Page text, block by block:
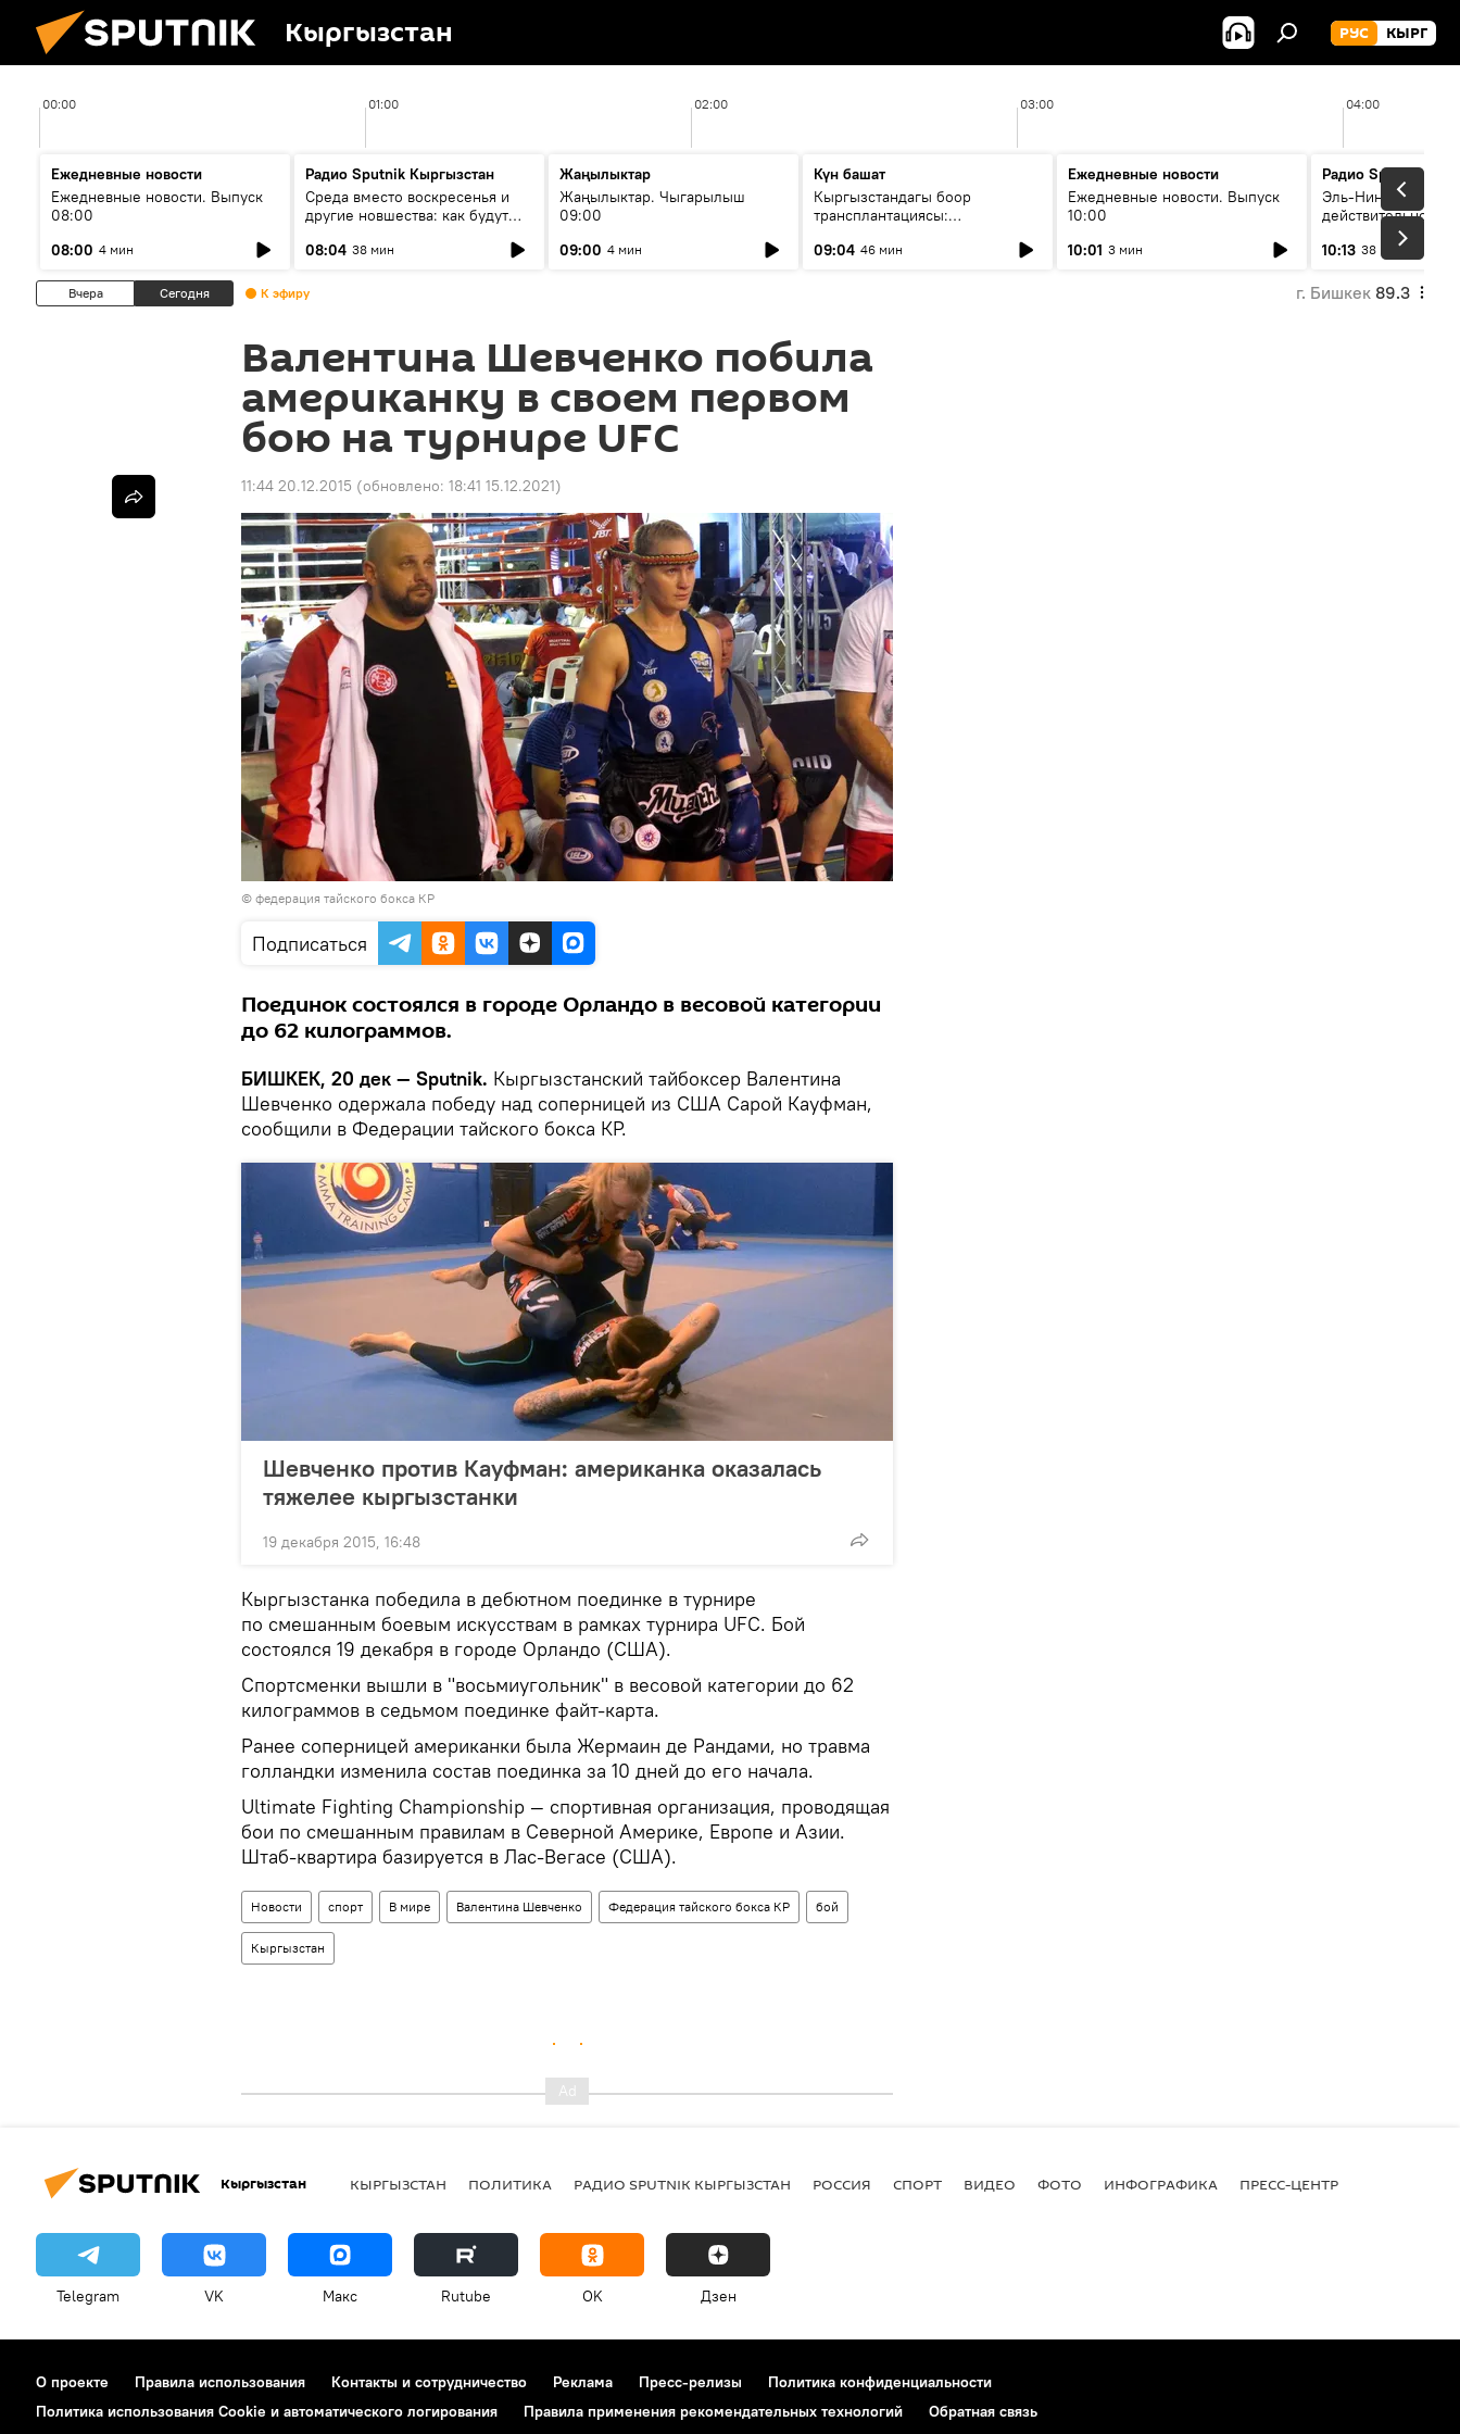
Кыргызстан РУС КЫРГ
00:00 01:00 02:00 03:00 04:00
Ежедневные новости
Ежедневные новости. Выпуск
08:00
08:00 4 мин
Радио Sputnik Кыргызстан
Среда вместо воскресенья и
другие новшества: как будут
08:04 38 мин
Жаңылыктар
Жаңылыктар. Чыгарылыш
09:00
09:00 4 мин
Күн башат
Кыргызстандагы боор
трансплантациясы:
келечеги
09:04 46 мин
Ежедневные новости
Ежедневные новости. Выпуск
10:00
10:01 3 мин
Радио Sputnik
Эль-Ниньо, жара и
действительно
погоду в
10:13 38 мин
Вчера Сегодня К эфиру г. Бишкек 89.3
Валентина Шевченко побила
американку в своем первом
бою на турнире UFC
11:44 20.12.2015 (обновлено: 18:41 15.12.2021)
© федерация тайского бокса КР
Подписаться
Поединок состоялся в городе Орландо в весовой категории
до 62 килограммов.
БИШКЕК, 20 дек — Sputnik. Кыргызстанский тайбоксер Валентина
Шевченко одержала победу над соперницей из США Сарой Кауфман,
сообщили в Федерации тайского бокса КР.
Шевченко против Кауфман: американка оказалась
тяжелее кыргызстанки
19 декабря 2015, 16:48
Кыргызстанка победила в дебютном поединке в турнире
по смешанным боевым искусствам в рамках турнира UFC. Бой
состоялся 19 декабря в городе Орландо (США).
Спортсменки вышли в "восьмиугольник" в весовой категории до 62
килограммов в седьмом поединке файт-карта.
Ранее соперницей американки была Жермаин де Рандами, но травма
голландки изменила состав поединка за 10 дней до его начала.
Ultimate Fighting Championship — спортивная организация, проводящая
бои по смешанным правилам в Северной Америке, Европе и Азии.
Штаб-квартира базируется в Лас-Вегасе (США).
Новости спорт В мире Валентина Шевченко Федерация тайского бокса КР бой
Кыргызстан
Кыргызстан КЫРГЫЗСТАН ПОЛИТИКА РАДИО SPUTNIK КЫРГЫЗСТАН РОССИЯ СПОРТ ВИДЕО ФОТО ИНФОГРАФИКА ПРЕСС-ЦЕНТР
Telegram VK Макс Rutube OK Дзен
О проекте Правила использования Контакты и сотрудничество Реклама Пресс-релизы
Политика конфиденциальности
Политика использования Cookie и автоматического логирования
Правила применения рекомендательных технологий Обратная связь